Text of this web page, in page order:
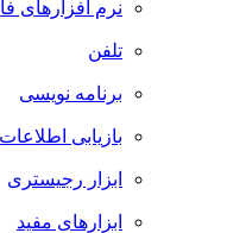
نرم افزارهای فارسی
تلفن
برنامه نویسی
بازیابی اطلاعات
ابزار رجیستری
ابزارهای مفید